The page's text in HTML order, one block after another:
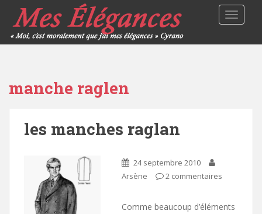
manche raglen
les manches raglan
24 septembre 2010
Arsène
2 commentaires
Comme beaucoup d’éléments